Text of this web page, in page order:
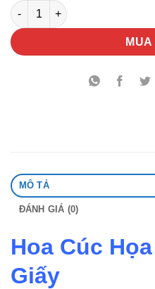
Hoa Cúc Họa Mi Vàng Gói
MÔ TẢ
ĐÁNH GIÁ (0)
Hoa Cúc
Giấy